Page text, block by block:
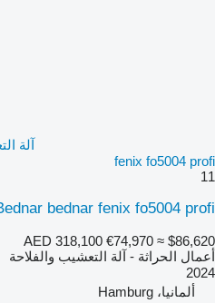
fenix fo5004 profi
11
bednar fenix fo5004 profi
AED 318,100 €74,970 ≈ $86,620
أعمال الحراثة - آلة التعشيب والفلاحة
2024
ألمانيا، Hamburg